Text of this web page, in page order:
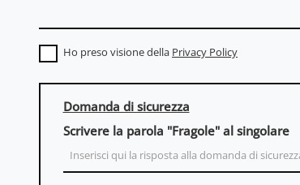
Ho preso visione della Privacy Policy
Domanda di sicurezza
Scrivere la parola "Fragole" al singolare